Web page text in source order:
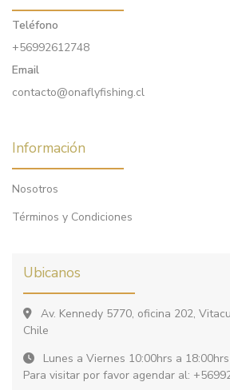
Teléfono
+56992612748
Email
contacto@onaflyfishing.cl
Información
Nosotros
Términos y Condiciones
Ubicanos
Av. Kennedy 5770, oficina 202,
Chile
Lunes a Viernes 10:00hrs a 18:00hrs
Para visitar por favor agendar al: